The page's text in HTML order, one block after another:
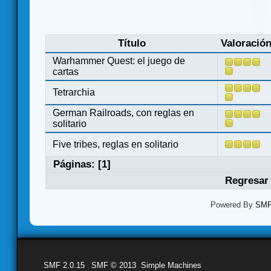
Título Valoración
Warhammer Quest: el juego de
cartas
Tetrarchia
German Railroads, con reglas en
solitario
Five tribes, reglas en solitario
Páginas: [1]
Powered By
SMF 2.0.15 SMF © 2013 Simple Machines